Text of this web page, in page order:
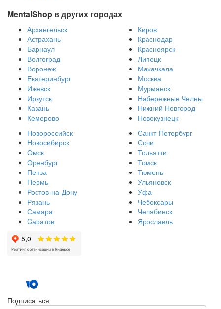
MentalShop в других городах
Архангельск
Астрахань
Барнаул
Волгоград
Воронеж
Екатеринбург
Ижевск
Иркутск
Казань
Кемерово
Киров
Краснодар
Красноярск
Липецк
Махачкала
Москва
Мурманск
Набережные Челны
Нижний Новгород
Новокузнецк
Новороссийск
Новосибирск
Омск
Оренбург
Пенза
Пермь
Ростов-на-Дону
Рязань
Самара
Cаратов
Санкт-Петербург
Сочи
Тольятти
Томск
Тюмень
Ульяновск
Уфа
Чебоксары
Челябинск
Ярославль
Подписаться